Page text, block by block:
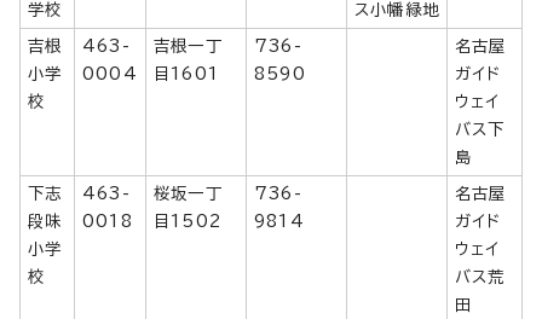
学校
ス小幡緑地
吉根
小学
校
463-
0004
吉根一丁
目1601
736-
8590
名古屋
ガイド
ウェイ
バス下
島
下志
段味
小学
校
463-
0018
桜坂一丁
目1502
736-
9814
名古屋
ガイド
ウェイ
バス荒
田